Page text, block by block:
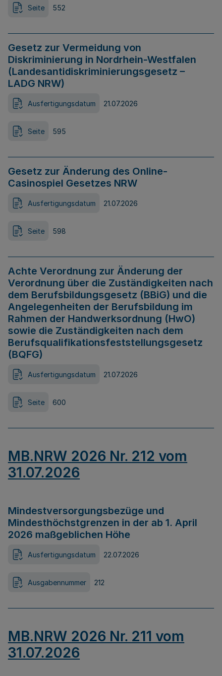
Seite 552
Gesetz zur Vermeidung von
Diskriminierung in Nordrhein-Westfalen
(Landesantidiskriminierungsgesetz –
LADG NRW)
Ausfertigungsdatum 21.07.2026
Seite 595
Gesetz zur Änderung des Online-
Casinospiel Gesetzes NRW
Ausfertigungsdatum 21.07.2026
Seite 598
Achte Verordnung zur Änderung der
Verordnung über die Zuständigkeiten nach
dem Berufsbildungsgesetz (BBiG) und die
Angelegenheiten der Berufsbildung im
Rahmen der Handwerksordnung (HwO)
sowie die Zuständigkeiten nach dem
Berufsqualifikationsfeststellungsgesetz
(BQFG)
Ausfertigungsdatum 21.07.2026
Seite 600
MB.NRW 2026 Nr. 212 vom
31.07.2026
Mindestversorgungsbezüge und
Mindesthöchstgrenzen in der ab 1. April
2026 maßgeblichen Höhe
Ausfertigungsdatum 22.07.2026
Ausgabennummer 212
MB.NRW 2026 Nr. 211 vom
31.07.2026